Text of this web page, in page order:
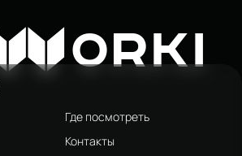
ORKI
Где посмотреть
Контакты